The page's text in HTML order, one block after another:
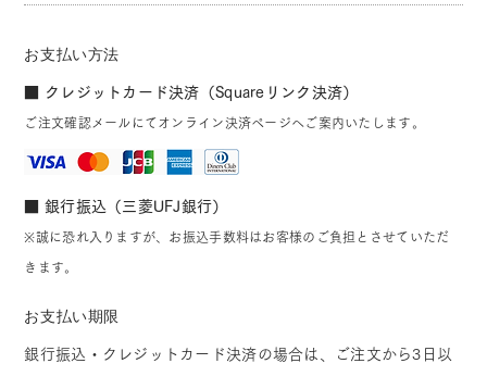
お支払い方法
■ クレジットカード決済（Squareリンク決済）
ご注文確認メールにてオンライン決済ページへご案内いたします。
■ 銀行振込（三菱UFJ銀行）
※誠に恐れ入りますが、お振込手数料はお客様のご負担とさせていただ
きます。
お支払い期限
銀行振込・クレジットカード決済の場合は、ご注文から3日以